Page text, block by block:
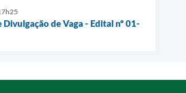
Divulgação de Vaga - Edital nº 01-